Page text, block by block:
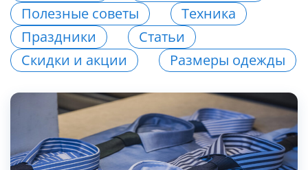
Полезные советы
Техника
Праздники
Статьи
Скидки и акции
Размеры одежды